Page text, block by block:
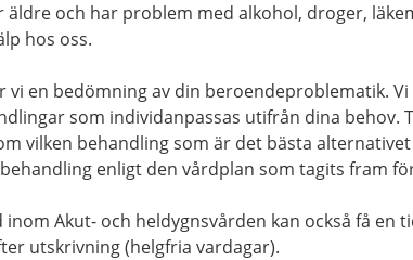
äldre och har problem med alkohol, droger,
hos oss.
vi en bedömning av din beroendeproblematik.
som individanpassas utifrån dina behov.
vilken behandling som är det bästa
enligt den vårdplan som tagits fram
Akut- och heldygnsvården kan också få en
utskrivning (helgfria vardagar).